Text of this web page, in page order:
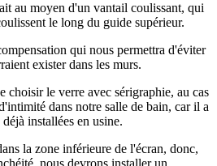
au moyen d'un vantail coulissant, qui
le long du guide supérieur.
qui nous permettra d'éviter
exister dans les murs.
choisir le verre avec sérigraphie, au cas
dans notre salle de bain, car il a
installées en usine.
la zone inférieure de l'écran, donc,